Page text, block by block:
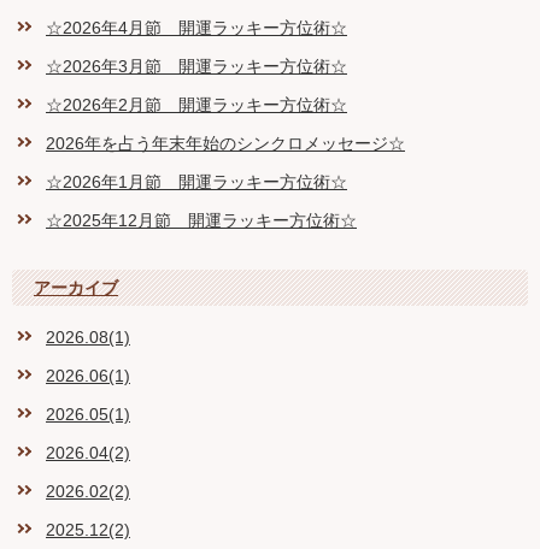
☆2026年4月節 開運ラッキー方位術☆
☆2026年3月節 開運ラッキー方位術☆
☆2026年2月節 開運ラッキー方位術☆
2026年を占う年末年始のシンクロメッセージ☆
☆2026年1月節 開運ラッキー方位術☆
☆2025年12月節 開運ラッキー方位術☆
アーカイブ
2026.08(1)
2026.06(1)
2026.05(1)
2026.04(2)
2026.02(2)
2025.12(2)